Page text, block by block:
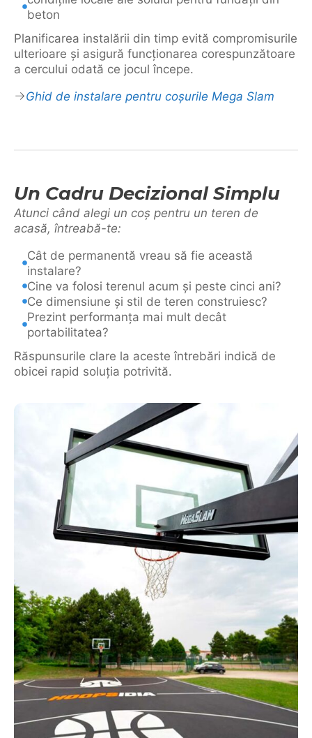
beton
Planificarea instalării din timp evită compromisurile
ulterioare și asigură funcționarea corespunzătoare
a cercului odată ce jocul începe.
Ghid de instalare pentru coșurile Mega Slam
Un Cadru Decizional Simplu
Atunci când alegi un coș pentru un teren de
acasă, întreabă-te:
Cât de permanentă vreau să fie această
instalare?
Cine va folosi terenul acum și peste cinci ani?
Ce dimensiune și stil de teren construiesc?
Prezint performanța mai mult decât
portabilitatea?
Răspunsurile clare la aceste întrebări indică de
obicei rapid soluția potrivită.